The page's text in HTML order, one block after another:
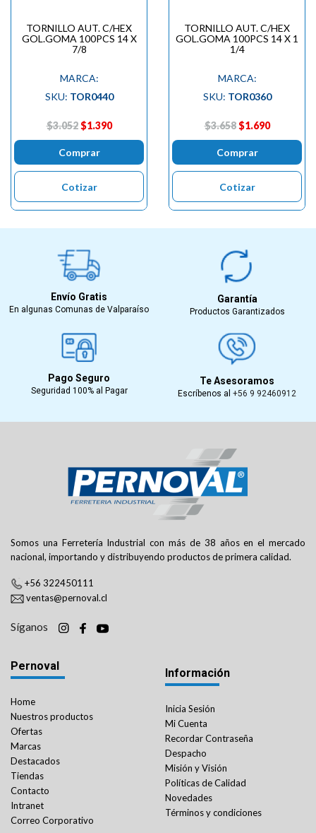
TORNILLO AUT. C/HEX
GOL.GOMA 100PCS 14 X
7/8
MARCA:
SKU: TOR0440
$3.052 $1.390
Comprar
Cotizar
TORNILLO AUT. C/HEX
GOL.GOMA 100PCS 14 X 1
1/4
MARCA:
SKU: TOR0360
$3.658 $1.690
Comprar
Cotizar
Envío Gratis
En algunas Comunas de Valparaíso
Garantía
Productos Garantizados
Pago Seguro
Seguridad 100% al Pagar
Te Asesoramos
Escríbenos al +56 9 92460912
Somos una Ferretería Industrial con más de 38 años en el mercado
nacional, importando y distribuyendo productos de primera calidad.
+56 322450111
ventas@pernoval.cl
Síganos
Pernoval
Home
Nuestros productos
Ofertas
Marcas
Destacados
Tiendas
Contacto
Intranet
Correo Corporativo
Información
Inicia Sesión
Mi Cuenta
Recordar Contraseña
Despacho
Misión y Visión
Políticas de Calidad
Novedades
Términos y condiciones